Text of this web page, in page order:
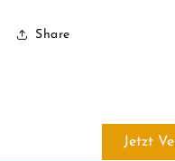
Share
Jetzt